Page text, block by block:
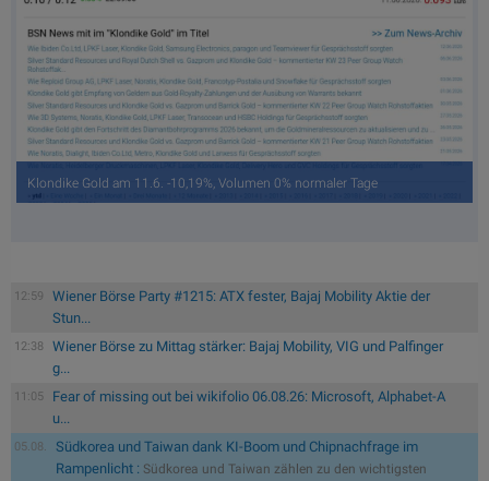
Klondike Gold am 11.6. -10,19%, Volumen 0% normaler Tage
12:59
Wiener Börse Party #1215: ATX fester, Bajaj Mobility Aktie der
Stun...
12:38
Wiener Börse zu Mittag stärker: Bajaj Mobility, VIG und Palfinger
g...
11:05
Fear of missing out bei wikifolio 06.08.26: Microsoft, Alphabet-A
u...
05.08.
Südkorea und Taiwan dank KI-Boom und Chipnachfrage im
Rampenlicht : Südkorea und Taiwan zählen zu den wichtigsten